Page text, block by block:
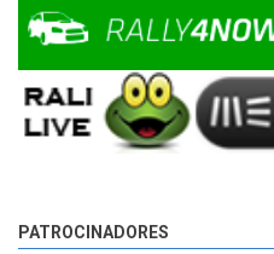
PATROCINADORES